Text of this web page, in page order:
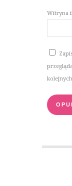
Witryna